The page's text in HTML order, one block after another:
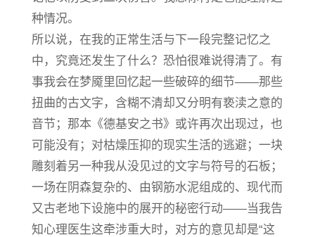
种情况。
所以说，在我的正常生活与下一段完整记忆之
中，究竟还发生了什么？恐怕很难说得清了。有
事我会在梦魇里回忆起一些破碎的细节——那些
扭曲的古文字，含糊不清却又分明有亵渎之意的
音节；那本《德基安之书》或许再次出现过，也
可能没有；对枯燥压抑的现实生活的逃避；一块
雕刻着另一种我从没见过的文字与符号的石板；
一场在阴森复杂的、由钢筋水泥组成的、现代而
又古老地下设施中的展开的秘密行动——当我告
知心理医生这牵涉重大时，对方的意见却是“这